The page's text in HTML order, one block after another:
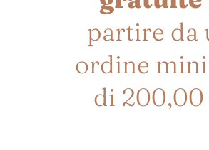
partire da
ordine
di